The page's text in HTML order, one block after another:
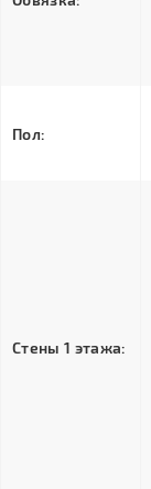
Пол:
Стены 1 этажа: